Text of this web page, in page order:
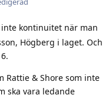
kontinuitet när man
Högberg i laget. Och
Rattie & Shore som inte
ska vara ledande